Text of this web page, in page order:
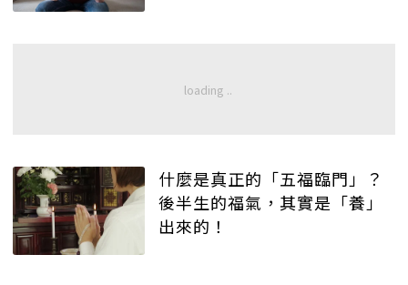
什麼是真正的「五福臨門」？
後半生的福氣，其實是「養」
出來的！